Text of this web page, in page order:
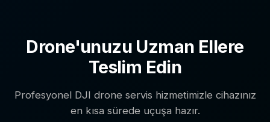
Drone'unuzu Uzman Ellere
Teslim Edin
Profesyonel DJI drone servis hizmetimizle cihazınız
en kısa sürede uçuşa hazır.